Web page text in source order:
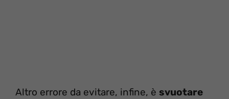
Altro errore da evitare, infine, è svuotare